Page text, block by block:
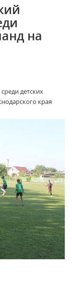
на
детских
края